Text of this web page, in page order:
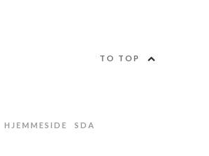
TO TOP
HJEMMESIDE SDA